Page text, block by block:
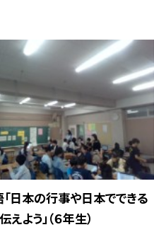
日本の行事や日本でできる
えよう」（６年生）